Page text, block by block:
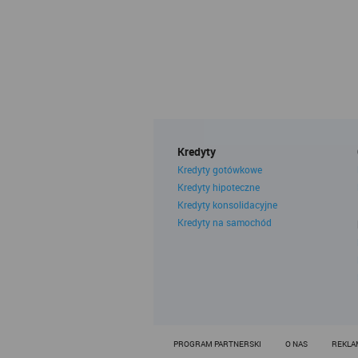
Kredyty
Kredyty gotówkowe
Kredyty hipoteczne
Kredyty konsolidacyjne
Kredyty na samochód
PROGRAM PARTNERSKI O NAS
trakcie
zawartymi
Każdy
1.
Pliki
oraz
cookies
ramach